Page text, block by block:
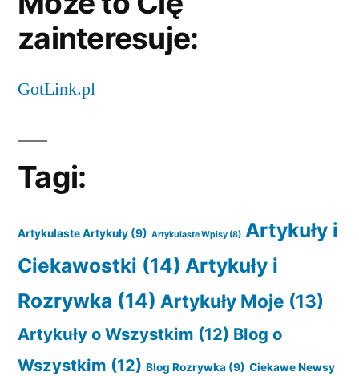
zainteresuje:
GotLink.pl
Tagi:
Artykulaste Artykuły (9) Artykulaste Wpisy (8) Artykuły i
Ciekawostki (14) Artykuły i
Rozrywka (14) Artykuły Moje (13)
Artykuły o Wszystkim (12) Blog o
Wszystkim (12) Blog Rozrywka (9) Ciekawe Newsy